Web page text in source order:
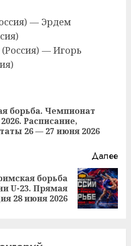
— Эрдем
— Игорь
борьба. Чемпионат
Расписание,
26 — 27 июня 2026
Далее
борьба
U-23. Прямая
28 июня 2026